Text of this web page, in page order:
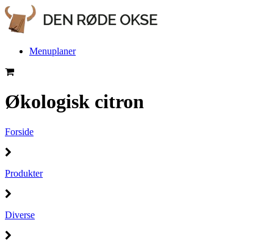
Menuplaner
Økologisk citron
Forside
Produkter
Diverse